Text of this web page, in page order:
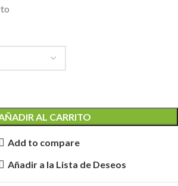
AL CARRITO
Add to compare
Añadir a la Lista de Deseos